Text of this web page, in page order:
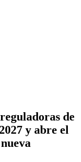
de
y abre el